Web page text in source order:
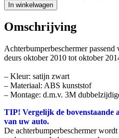
In winkelwagen
Omschrijving
Achterbumperbeschermer
deurs oktober 2010 tot oktober
– Kleur: satijn zwart
– Materiaal: ABS kunststof
– Montage: d.m.v. 3M
TIP! Vergelijk de bovenstaande
van uw auto.
De achterbumperbeschermer